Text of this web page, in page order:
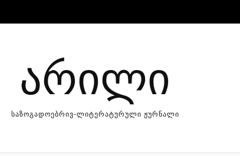
არილი
საზოგადოებრივ-ლიტერატურული ჟურნალი